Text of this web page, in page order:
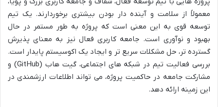
معمولاً از سلامت و آینده دار بودن بیشتری برخوردارند. یک تیم
توسعه قوی به این معنی است که پروژه به طور مستمر در حال
بهبود و نوآوری است. جامعه کاربری فعال نیز به معنای پذیرش
گسترده تر، حل مشکلات سریع تر و ایجاد یک اکوسیستم پایدار است.
بررسی فعالیت تیم در شبکه های اجتماعی، گیت هاب (GitHub) و
مشارکت جامعه در حاکمیت پروژه، می تواند اطلاعات ارزشمندی در
این زمینه ارائه دهد.